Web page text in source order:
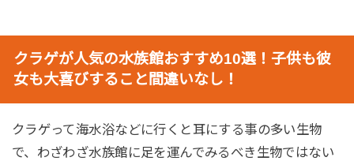
クラゲが人気の水族館おすすめ10選！子供も彼
女も大喜びすること間違いなし！
クラゲって海水浴などに行くと耳にする事の多い生物
で、わざわざ水族館に足を運んでみるべき生物ではない